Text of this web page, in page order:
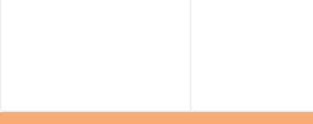
können ab 1. September wieder heimische